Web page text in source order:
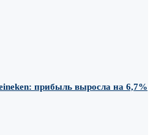
прибыль выросла на 6,7%